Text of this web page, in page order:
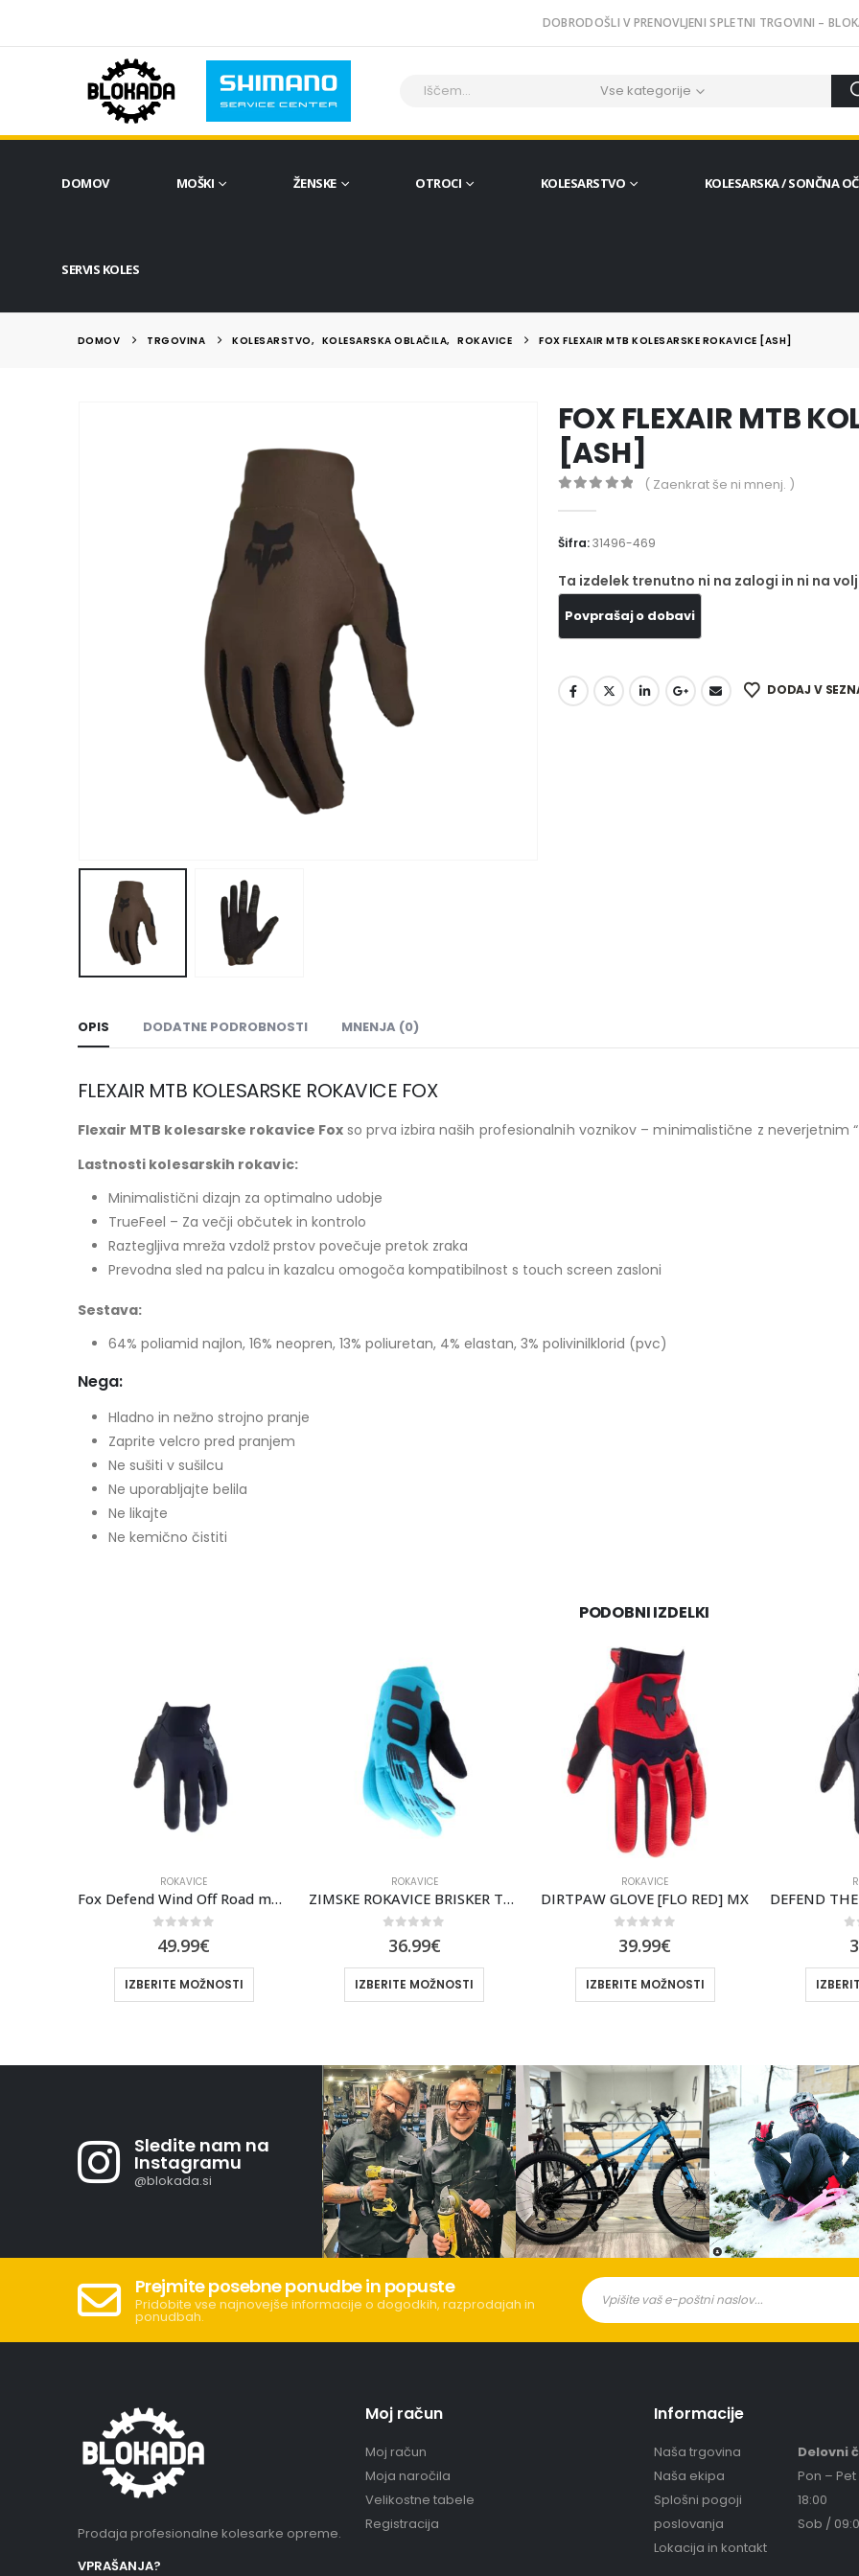
DOBRODOŠLI V PRENOVLJENI SPLETNI TRGOVINI –
Vse kategorije
DOMOV MOŠKI ŽENSKE OTROCI KOLESARSTVO KOLESARSKA / SONČNA
SERVIS KOLES
DOMOV TRGOVINA KOLESARSTVO, KOLESARSKA OBLAČILA, ROKAVICE FOX FLEXAIR MTB KOLESARSKE ROKAVICE [ASH]
FOX FLEXAIR MTB
[ASH]
( Zaenkrat še ni mnenj. )
Šifra:31496-469
Ta izdelek trenutno ni na zalogi in ni na
DODAJ V
OPIS DODATNE PODROBNOSTI MNENJA (0)
FLEXAIR MTB KOLESARSKE ROKAVICE FOX
Flexair MTB kolesarske rokavice Fox so prva izbira naših profesionalnih voznikov – minimalistične z neverjetnim
Lastnosti kolesarskih rokavic:
Minimalistični dizajn za optimalno udobje
TrueFeel – Za večji občutek in kontrolo
Raztegljiva mreža vzdolž prstov povečuje pretok zraka
Prevodna sled na palcu in kazalcu omogoča kompatibilnost s touch screen zasloni
Sestava:
64% poliamid najlon, 16% neopren, 13% poliuretan, 4% elastan, 3% polivinilklorid (pvc)
Nega:
Hladno in nežno strojno pranje
Zaprite velcro pred pranjem
Ne sušiti v sušilcu
Ne uporabljajte belila
Ne likajte
Ne kemično čistiti
PODOBNI IZDELKI
ROKAVICE
ZIMSKE ROKAVICE BRISKER TURQUOISE
36.99€
IZBERITE MOŽNOSTI
ROKAVICE
DIRTPAW GLOVE [FLO RED] MX
39.99€
IZBERITE MOŽNOSTI
ROKAVICE
DEFEND THERMO KOLESARSKE ROKAVICE FOX [BLK]
39.99€
IZBERITE MOŽNOSTI
Sledite nam na
Instagramu
@blokada.si
Prejmite posebne ponudbe in popuste
Pridobite vse najnovejše informacije o dogodkih, razprodajah in
ponudbah.
Prodaja profesionalne kolesarke opreme.
VPRAŠANJA?
Moj račun
Moj račun
Moja naročila
Velikostne tabele
Registracija
Informacije
Naša trgovina
Naša ekipa
Splošni pogoji
poslovanja
Lokacija in kontakt
Delovni
Pon – Pet
18:00
Sob /